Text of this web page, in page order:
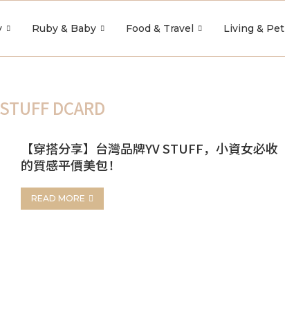
Ruby & Baby Food & Travel Living & Pet
DCARD
【穿搭分享】台灣品牌YV STUFF，小資女必收
的質感平價美包！
READ MORE